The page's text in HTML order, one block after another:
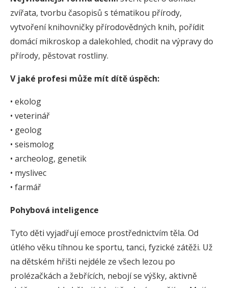
zvířata, tvorbu časopisů s tématikou přírody,
vytvoření knihovničky přírodovědných knih, pořídit
domácí mikroskop a dalekohled, chodit na výpravy do
přírody, pěstovat rostliny.
V jaké profesi může mít dítě úspěch:
• ekolog
• veterinář
• geolog
• seismolog
• archeolog, genetik
• myslivec
• farmář
Pohybová inteligence
Tyto děti vyjadřují emoce prostřednictvím těla. Od
útlého věku tíhnou ke sportu, tanci, fyzické zátěži. Už
na dětském hřišti nejdéle ze všech lezou po
prolézačkách a žebřících, nebojí se výšky, aktivně